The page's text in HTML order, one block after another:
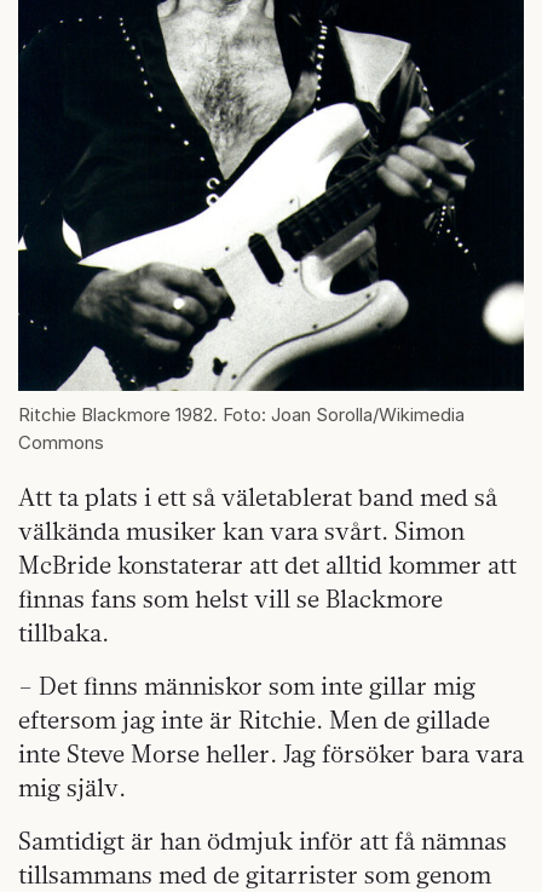
Ritchie Blackmore 1982. Foto: Joan Sorolla/Wikimedia
Commons
Att ta plats i ett så väletablerat band med så
välkända musiker kan vara svårt. Simon
McBride konstaterar att det alltid kommer att
finnas fans som helst vill se Blackmore
tillbaka.
– Det finns människor som inte gillar mig
eftersom jag inte är Ritchie. Men de gillade
inte Steve Morse heller. Jag försöker bara vara
mig själv.
Samtidigt är han ödmjuk inför att få nämnas
tillsammans med de gitarrister som genom